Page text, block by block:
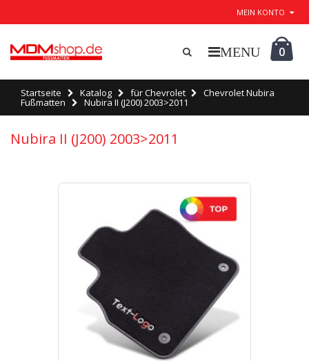
MEIN KONTO
0
Startseite Katalog für Chevrolet Chevrolet Nubira
Fußmatten Nubira II (J200) 2003>2011
Nubira II (J200) 2003>2011